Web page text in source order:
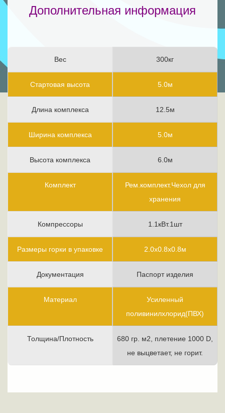
Дополнительная информация
Вес
Стартовая высота
Длина комплекса
Ширина комплекса
Высота комплекса
Комплект
Компрессоры
Размеры горки в упаковке
Документация
Материал
Толщина/Плотность
300кг
5.0м
12.5м
5.0м
6.0м
Рем.комплект.Чехол для
хранения
1.1кВт.1шт
2.0х0.8х0.8м
Паспорт изделия
Усиленный
поливинилхлорид(ПВХ)
680 гр. м2, плетение 1000 D,
не выцветает, не горит.